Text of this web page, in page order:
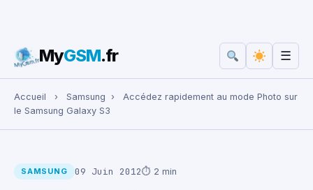
Rechercher :
MyGSM.fr ☰
Accueil › Samsung ›
Accédez rapidement au mode Photo sur
le Samsung Galaxy S3
SAMSUNG 09 Juin 2012⏱ 2 min